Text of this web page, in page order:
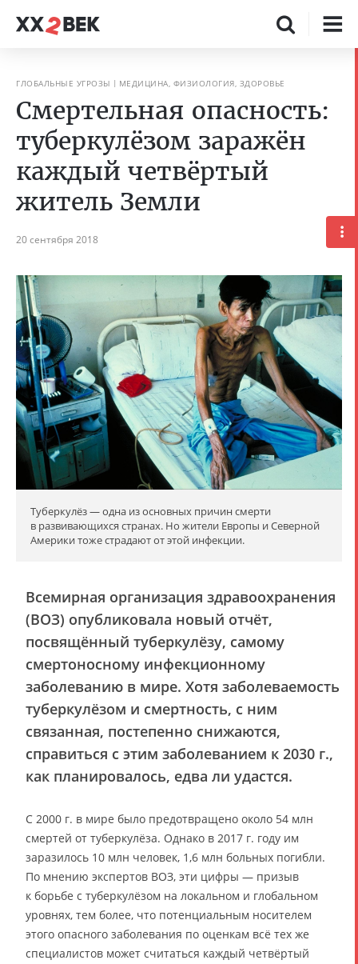
ГЛОБАЛЬНЫЕ УГРОЗЫ МЕДИЦИНА, ФИЗИОЛОГИЯ, ЗДОРОВЬЕ
Смертельная опасность:
туберкулёзом заражён
каждый четвёртый
житель Земли
20 сентября 2018
Туберкулёз — одна из основных причин смерти
в развивающихся странах. Но жители Европы и Северной
Америки тоже страдают от этой инфекции.
Всемирная организация здравоохранения
(ВОЗ) опубликовала новый отчёт,
посвящённый туберкулёзу, самому
смертоносному инфекционному
заболеванию в мире. Хотя заболеваемость
туберкулёзом и смертность, с ним
связанная, постепенно снижаются,
справиться с этим заболеванием к 2030 г.,
как планировалось, едва ли удастся.
С 2000 г. в мире было предотвращено около 54 млн
смертей от туберкулёза. Однако в 2017 г. году им
заразилось 10 млн человек, 1,6 млн больных погибли.
По мнению экспертов ВОЗ, эти цифры — призыв
к борьбе с туберкулёзом на локальном и глобальном
уровнях, тем более, что потенциальным носителем
этого опасного заболевания по оценкам всё тех же
специалистов может считаться каждый четвёртый